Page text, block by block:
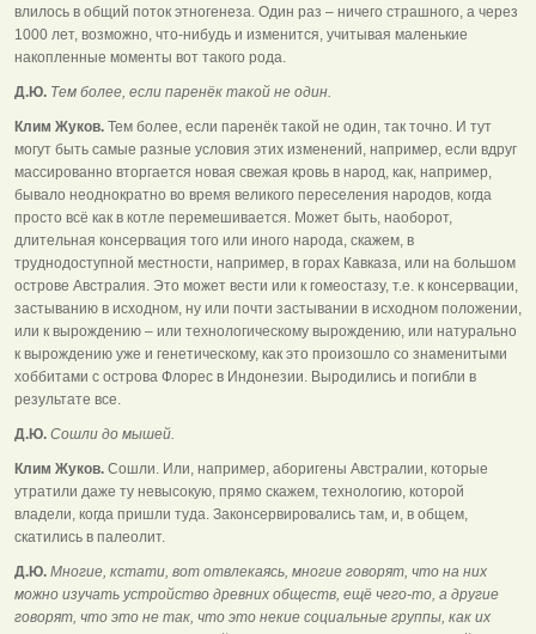
влилось в общий поток этногенеза. Один раз – ничего страшного, а через
1000 лет, возможно, что-нибудь и изменится, учитывая маленькие
накопленные моменты вот такого рода.
Д.Ю. Тем более, если паренёк такой не один.
Клим Жуков. Тем более, если паренёк такой не один, так точно. И тут
могут быть самые разные условия этих изменений, например, если вдруг
массированно вторгается новая свежая кровь в народ, как, например,
бывало неоднократно во время великого переселения народов, когда
просто всё как в котле перемешивается. Может быть, наоборот,
длительная консервация того или иного народа, скажем, в
труднодоступной местности, например, в горах Кавказа, или на большом
острове Австралия. Это может вести или к гомеостазу, т.е. к консервации,
застыванию в исходном, ну или почти застывании в исходном положении,
или к вырождению – или технологическому вырождению, или натурально
к вырождению уже и генетическому, как это произошло со знаменитыми
хоббитами с острова Флорес в Индонезии. Выродились и погибли в
результате все.
Д.Ю. Сошли до мышей.
Клим Жуков. Сошли. Или, например, аборигены Австралии, которые
утратили даже ту невысокую, прямо скажем, технологию, которой
владели, когда пришли туда. Законсервировались там, и, в общем,
скатились в палеолит.
Д.Ю. Многие, кстати, вот отвлекаясь, многие говорят, что на них
можно изучать устройство древних обществ, ещё чего-то, а другие
говорят, что это не так, что это некие социальные группы, как их